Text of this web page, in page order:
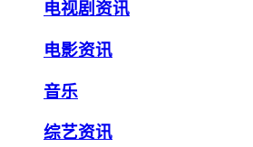
电视剧资讯
电影资讯
音乐
综艺资讯